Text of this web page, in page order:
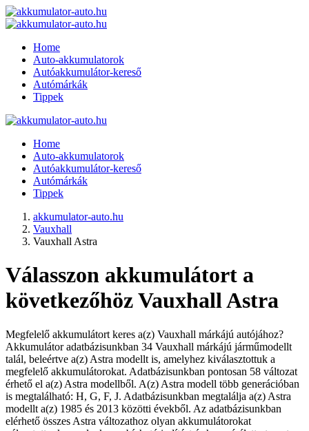
Home
Auto-akkumulatorok
Autóakkumulátor-kereső
Autómárkák
Tippek
Home
Auto-akkumulatorok
Autóakkumulátor-kereső
Autómárkák
Tippek
akkumulator-auto.hu
Vauxhall
Vauxhall Astra
Válasszon akkumulátort a
következőhöz Vauxhall Astra
Megfelelő akkumulátort keres a(z) Vauxhall márkájú autójához?
Akkumulátor adatbázisunkban 34 Vauxhall márkájú járműmodellt
talál, beleértve a(z) Astra modellt is, amelyhez kiválasztottuk a
megfelelő akkumulátorokat. Adatbázisunkban pontosan 58 változat
érhető el a(z) Astra modellből. A(z) Astra modell több generációban
is megtalálható: H, G, F, J. Adatbázisunkban megtalálja a(z) Astra
modellt a(z) 1985 és 2013 közötti évekből. Az adatbázisunkban
elérhető összes Astra változathoz olyan akkumulátorokat